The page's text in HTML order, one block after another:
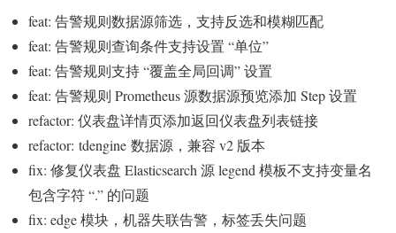
feat: 告警规则数据源筛选，支持反选和模糊匹配
feat: 告警规则查询条件支持设置 “单位”
feat: 告警规则支持 “覆盖全局回调” 设置
feat: 告警规则 Prometheus 源数据源预览添加 Step 设置
refactor: 仪表盘详情页添加返回仪表盘列表链接
refactor: tdengine 数据源，兼容 v2 版本
fix: 修复仪表盘 Elasticsearch 源 legend 模板不支持变量名
包含字符 “.” 的问题
fix: edge 模块，机器失联告警，标签丢失问题